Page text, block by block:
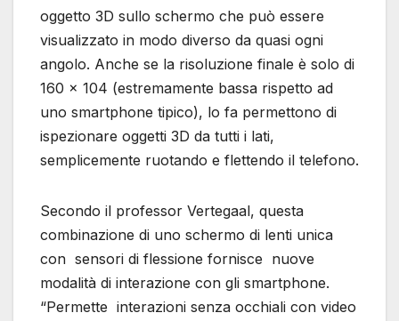
oggetto 3D sullo schermo che può essere
visualizzato in modo diverso da quasi ogni
angolo. Anche se la risoluzione finale è solo di
160 x 104 (estremamente bassa rispetto ad
uno smartphone tipico), lo fa permettono di
ispezionare oggetti 3D da tutti i lati,
semplicemente ruotando e flettendo il telefono.
Secondo il professor Vertegaal, questa
combinazione di uno schermo di lenti unica
con sensori di flessione fornisce nuove
modalità di interazione con gli smartphone.
“Permette interazioni senza occhiali con video